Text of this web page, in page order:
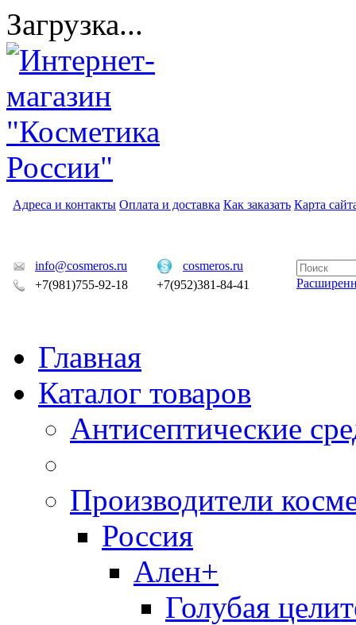
Загрузка...
Адреса и контакты Оплата и доставка Как заказать Карта
info@cosmeros.ru
cosmeros.ru
+7(981)755-92-18
+7(952)381-84-41
Главная
Каталог товаров
Антисептические
Производители
Россия
Ален+
Голубая